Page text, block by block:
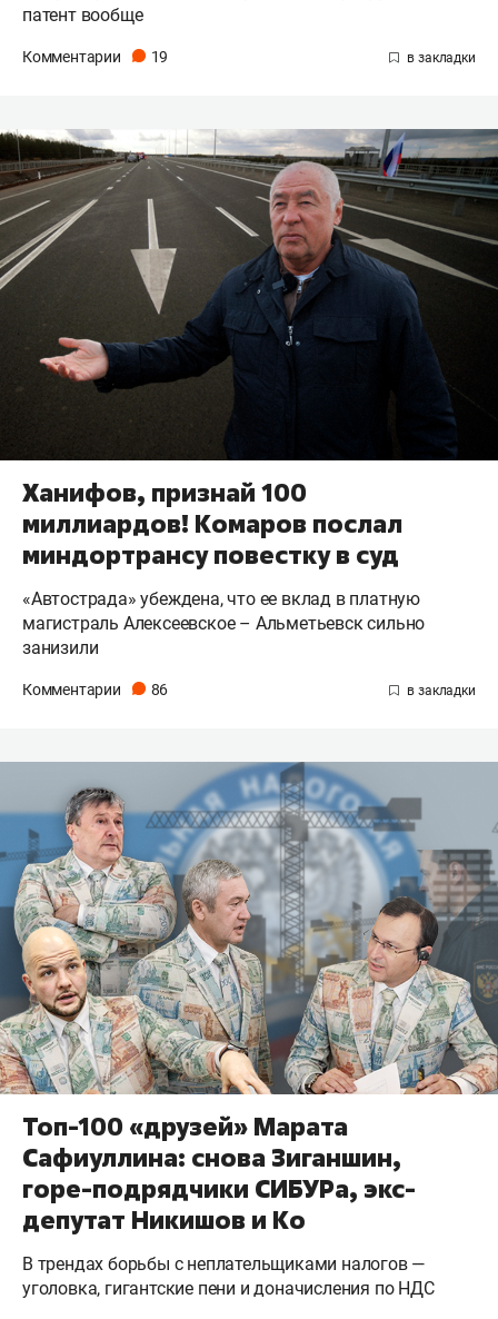
патент вообще
Комментарии 19
Ханифов, признай 100
миллиардов! Комаров послал
миндортрансу повестку в суд
«Автострада» убеждена, что ее вклад в платную
магистраль Алексеевское – Альметьевск сильно
занизили
Комментарии 86
Топ-100 «друзей» Марата
Сафиуллина: снова Зиганшин,
горе-подрядчики СИБУРа, экс-
депутат Никишов и Ко
В трендах борьбы с неплательщиками налогов —
уголовка, гигантские пени и доначисления по НДС